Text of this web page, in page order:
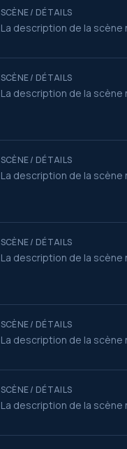
SCÈNE / DÉTAILS
La description de la scène
SCÈNE / DÉTAILS
La description de la scène
SCÈNE / DÉTAILS
La description de la scène
SCÈNE / DÉTAILS
La description de la scène
SCÈNE / DÉTAILS
La description de la scène
SCÈNE / DÉTAILS
La description de la scène